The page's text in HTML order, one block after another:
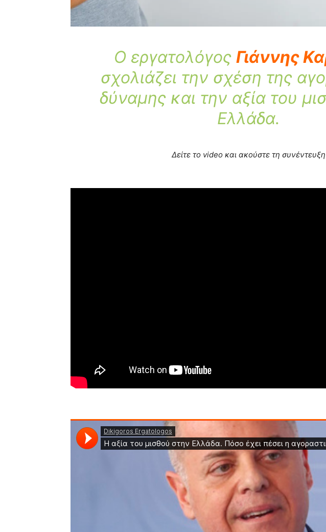
Ο εργατολόγος Γιάννης
σχολιάζει την σχέση της
δύναμης και την αξία του
Ελλάδα.
Δείτε το video και ακούστε τη συνέντευξη